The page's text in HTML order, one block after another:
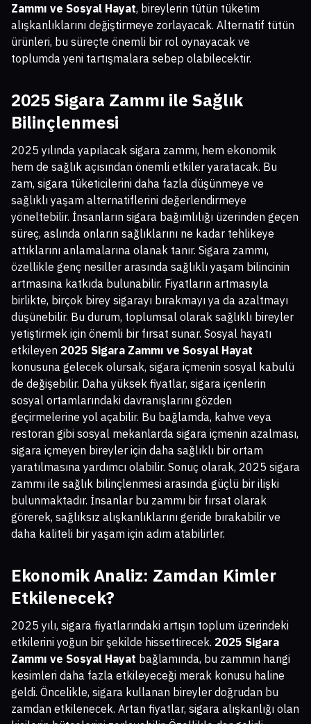
Zammı ve Sosyal Hayat, bireylerin tütün tüketim
alışkanlıklarını değiştirmeye zorlayacak. Alternatif tütün
ürünleri, bu süreçte önemli bir rol oynayacak ve
toplumda yeni tartışmalara sebep olabilecektir.
2025 Sigara Zammı ile Sağlık
Bilinçlenmesi
2025 yılında yapılacak sigara zammı, hem ekonomik
hem de sağlık açısından önemli etkiler yaratacak. Bu
zam, sigara tüketicilerini daha fazla düşünmeye ve
sağlıklı yaşam alternatiflerini değerlendirmeye
yöneltebilir. İnsanların sigara bağımlılığı üzerinden geçen
süreç, aslında onların sağlıklarını ne kadar tehlikeye
attıklarını anlamalarına olanak tanır. Sigara zammı,
özellikle genç nesiller arasında sağlıklı yaşam bilincinin
artmasına katkıda bulunabilir. Fiyatların artmasıyla
birlikte, birçok birey sigarayı bırakmayı ya da azaltmayı
düşünebilir. Bu durum, toplumsal olarak sağlıklı bireyler
yetiştirmek için önemli bir fırsat sunar. Sosyal hayatı
etkileyen 2025 Sigara Zammı ve Sosyal Hayat
konusuna gelecek olursak, sigara içmenin sosyal kabulü
de değişebilir. Daha yüksek fiyatlar, sigara içenlerin
sosyal ortamlarındaki davranışlarını gözden
geçirmelerine yol açabilir. Bu bağlamda, kahve veya
restoran gibi sosyal mekanlarda sigara içmenin azalması,
sigara içmeyen bireyler için daha sağlıklı bir ortam
yaratılmasına yardımcı olabilir. Sonuç olarak, 2025 sigara
zammı ile sağlık bilinçlenmesi arasında güçlü bir ilişki
bulunmaktadır. İnsanlar bu zammı bir fırsat olarak
görerek, sağlıksız alışkanlıklarını geride bırakabilir ve
daha kaliteli bir yaşam için adım atabilirler.
Ekonomik Analiz: Zamdan Kimler
Etkilenecek?
2025 yılı, sigara fiyatlarındaki artışın toplum üzerindeki
etkilerini yoğun bir şekilde hissettirecek. 2025 Sigara
Zammı ve Sosyal Hayat bağlamında, bu zammın hangi
kesimleri daha fazla etkileyeceği merak konusu haline
geldi. Öncelikle, sigara kullanan bireyler doğrudan bu
zamdan etkilenecek. Artan fiyatlar, sigara alışkanlığı olan